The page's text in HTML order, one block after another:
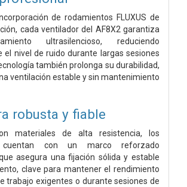
de rodamientos FLUXUS de
cada ventilador del AF8X2 garantiza
ultrasilencioso, reduciendo
el nivel de ruido durante largas sesiones
también prolonga su durabilidad,
ventilación estable y sin mantenimiento
robusta y fiable
materiales de alta resistencia, los
cuentan con un marco reforzado
asegura una fijación sólida y estable
clave para mantener el rendimiento
trabajo exigentes o durante sesiones de